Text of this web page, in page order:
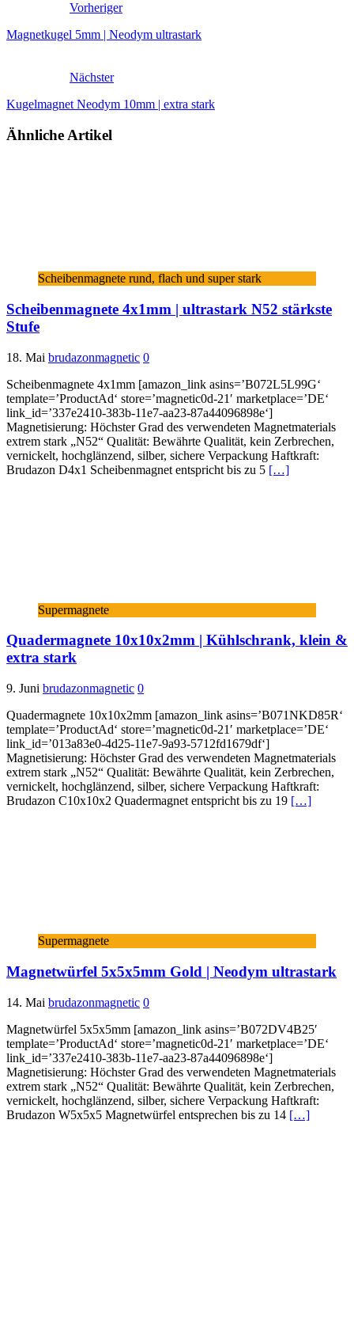
Vorheriger
Magnetkugel 5mm | Neodym ultrastark
Nächster
Kugelmagnet Neodym 10mm | extra stark
Ähnliche Artikel
Scheibenmagnete rund, flach und super stark
Scheibenmagnete 4x1mm | ultrastark N52 stärkste
Stufe
18. Mai brudazonmagnetic 0
Scheibenmagnete 4x1mm [amazon_link asins=’B072L5L99G‘
template=’ProductAd‘ store=’magnetic0d-21′ marketplace=’DE‘
link_id=’337e2410-383b-11e7-aa23-87a44096898e‘]
Magnetisierung: Höchster Grad des verwendeten Magnetmaterials
extrem stark „N52“ Qualität: Bewährte Qualität, kein Zerbrechen,
vernickelt, hochglänzend, silber, sichere Verpackung Haftkraft:
Brudazon D4x1 Scheibenmagnet entspricht bis zu 5 […]
Supermagnete
Quadermagnete 10x10x2mm | Kühlschrank, klein &
extra stark
9. Juni brudazonmagnetic 0
Quadermagnete 10x10x2mm [amazon_link asins=’B071NKD85R‘
template=’ProductAd‘ store=’magnetic0d-21′ marketplace=’DE‘
link_id=’013a83e0-4d25-11e7-9a93-5712fd1679df‘]
Magnetisierung: Höchster Grad des verwendeten Magnetmaterials
extrem stark „N52“ Qualität: Bewährte Qualität, kein Zerbrechen,
vernickelt, hochglänzend, silber, sichere Verpackung Haftkraft:
Brudazon C10x10x2 Quadermagnet entspricht bis zu 19 […]
Supermagnete
Magnetwürfel 5x5x5mm Gold | Neodym ultrastark
14. Mai brudazonmagnetic 0
Magnetwürfel 5x5x5mm [amazon_link asins=’B072DV4B25′
template=’ProductAd‘ store=’magnetic0d-21′ marketplace=’DE‘
link_id=’337e2410-383b-11e7-aa23-87a44096898e‘]
Magnetisierung: Höchster Grad des verwendeten Magnetmaterials
extrem stark „N52“ Qualität: Bewährte Qualität, kein Zerbrechen,
vernickelt, hochglänzend, silber, sichere Verpackung Haftkraft:
Brudazon W5x5x5 Magnetwürfel entsprechen bis zu 14 […]